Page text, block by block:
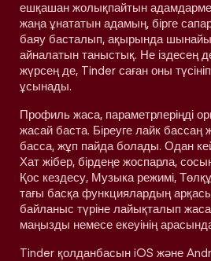
ешқашан жолықпайтын
жаңа ұнататын адамың, бірге
баяу басталып, ақырында
айналатын таныстық. Не іздесең
жүрсең де, Tinder саған оны
ұсынады.
Профиль жаса, параметрлеріңді
жасай баста. Біреуге лайк бассаң
басса, жұп пайда болады. Одан
Хат жібер, бірдеңе жоспарла,
Қос кездесу, Музыка режимі,
тағы басқа функциялардың
байланыс түріне лайықталып
маңызды немесе екеуінің
Tinder қолданбасын iOS және